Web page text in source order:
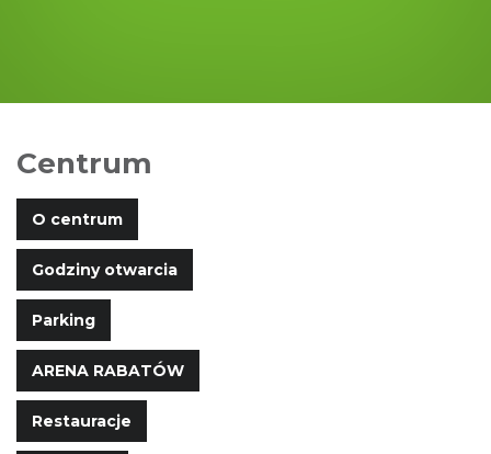
Centrum
O centrum
Godziny otwarcia
Parking
ARENA RABATÓW
Restauracje